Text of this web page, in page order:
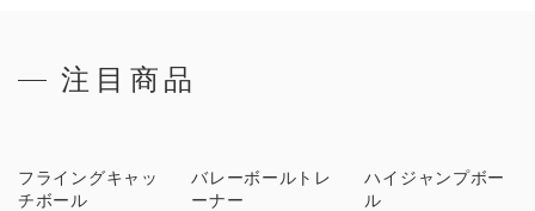
注目商品
フライングキャッ
チボール
バレーボールトレ
ーナー
ハイジャンプボー
ル